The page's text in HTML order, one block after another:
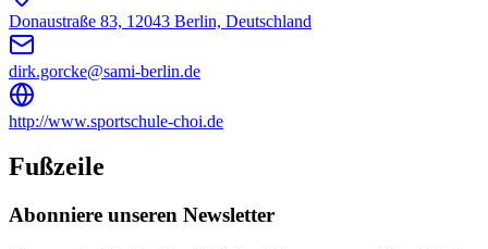
Donaustraße 83, 12043 Berlin, Deutschland
dirk.gorcke@sami-berlin.de
http://www.sportschule-choi.de
Fußzeile
Abonniere unseren Newsletter